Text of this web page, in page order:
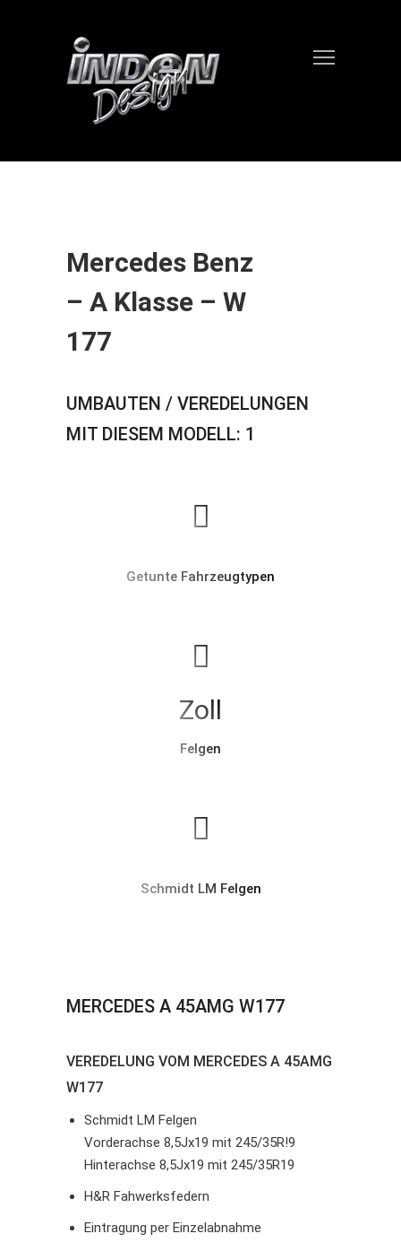
Mercedes Benz
– A Klasse – W
177
UMBAUTEN / VEREDELUNGEN
MIT DIESEM MODELL: 1
Getunte Fahrzeugtypen
Zoll
Felgen
Schmidt LM Felgen
MERCEDES A 45AMG W177
VEREDELUNG VOM MERCEDES A 45AMG
W177
Schmidt LM Felgen
Vorderachse 8,5Jx19 mit 245/35R!9
Hinterachse 8,5Jx19 mit 245/35R19
H&R Fahwerksfedern
Eintragung per Einzelabnahme